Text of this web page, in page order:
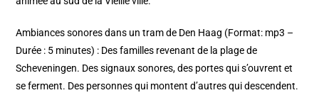
Ambiances sonores dans un tram de Den Haag (Format: mp3 –
Durée : 5 minutes) : Des familles revenant de la plage de
Scheveningen. Des signaux sonores, des portes qui s’ouvrent et
se ferment. Des personnes qui montent d’autres qui descendent.